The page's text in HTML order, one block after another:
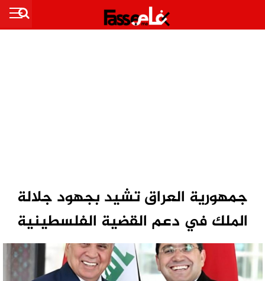
جمهورية العراق تشيد بجهود جلالة
الملك في دعم القضية الفلسطينية